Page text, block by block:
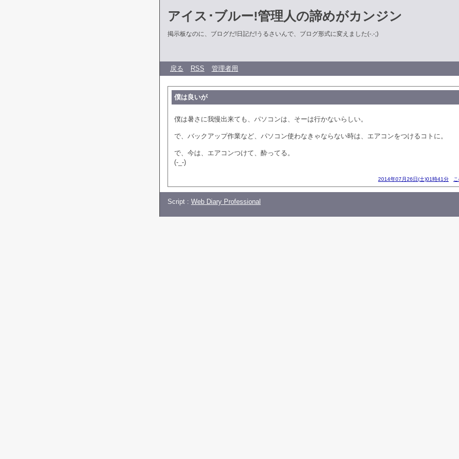
アイス･ブルー!管理人の諦めがカンジン
掲示板なのに、ブログだ!日記だ!うるさいんで、ブログ形式に変えました(-.-;)
戻る RSS 管理者用
僕は良いが
僕は暑さに我慢出来ても、パソコンは、そーは行かないらしい。
で、バックアップ作業など、パソコン使わなきゃならない時は、エアコンをつけるコトに。
で、今は、エアコンつけて、酔ってる。
(-_-)
2014年07月26日(土)01時41分
Script : Web Diary Professional